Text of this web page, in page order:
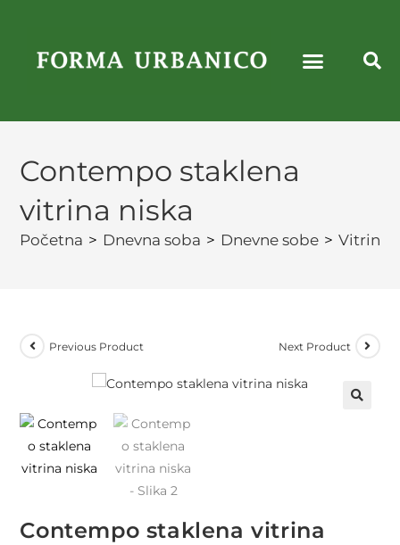
Contempo staklena
vitrina niska
Početna > Dnevna soba > Dnevne sobe > Vitrine
Previous Product Next Product
Contempo staklena vitrina